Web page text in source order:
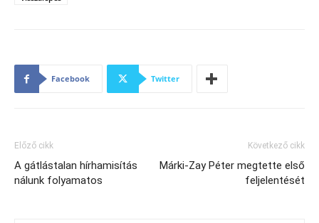
Facebook Twitter
Előző cikk
A gátlástalan hírhamisítás
nálunk folyamatos
Következő cikk
Márki-Zay Péter megtette első
feljelentését